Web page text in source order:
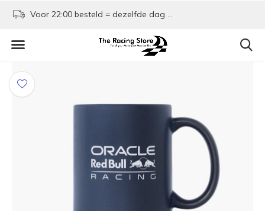
Voor 22:00 besteld = dezelfde dag verzonden!